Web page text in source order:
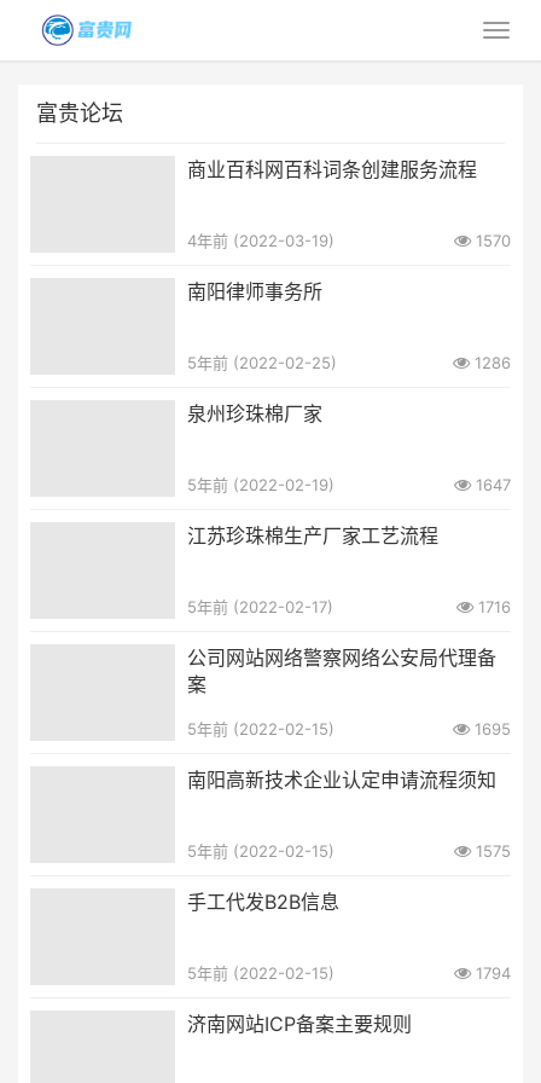
富贵论坛
商业百科网百科词条创建服务流程
4年前 (2022-03-19) 1570
南阳律师事务所
5年前 (2022-02-25) 1286
泉州珍珠棉厂家
5年前 (2022-02-19) 1647
江苏珍珠棉生产厂家工艺流程
5年前 (2022-02-17) 1716
公司网站网络警察网络公安局代理备
案
5年前 (2022-02-15) 1695
南阳高新技术企业认定申请流程须知
5年前 (2022-02-15) 1575
手工代发B2B信息
5年前 (2022-02-15) 1794
济南网站ICP备案主要规则